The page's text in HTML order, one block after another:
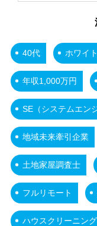
40代 ホワイ
年収1,000万円
SE（システムエン
地域未来牽引企業
土地家屋調査士
フルリモート
ハウスクリーニング